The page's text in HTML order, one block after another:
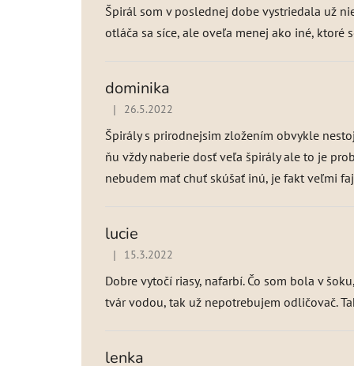
Špirál som v poslednej dobe vystriedala už
otláča sa síce, ale oveľa menej ako iné,
dominika
Hodnotenie produktu je 5 z 5 hviezdičiek.
| 26.5.2022
Špirály s prirodnejsim zložením obvykle
ňu vždy naberie dosť veľa špirály ale to je
nebudem mať chuť skúšať inú, je fakt veľmi
lucie
Hodnotenie produktu je 5 z 5 hviezdičiek.
| 15.3.2022
Dobre vytočí riasy, nafarbí. Čo som bola v
tvár vodou, tak už nepotrebujem odličovač.
lenka